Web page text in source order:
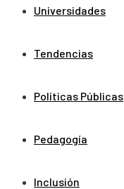
Universidades
Tendencias
Políticas Públicas
Pedagogía
Inclusión